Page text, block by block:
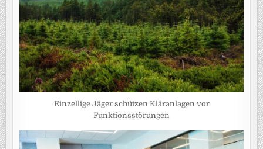
Einzellige Jäger schützen Kläranlagen vor
Funktionsstörungen